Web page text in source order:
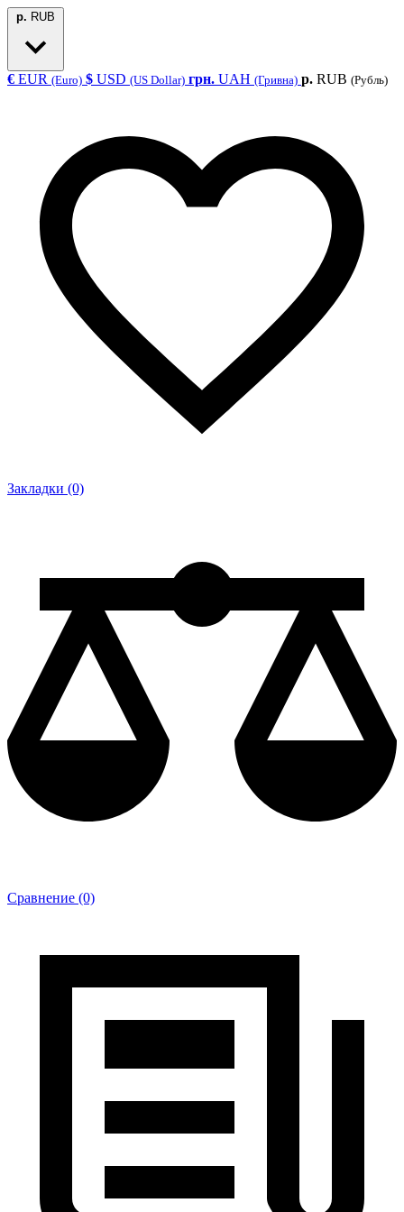
р. RUB
€ EUR (Euro) $ USD (US Dollar) грн. UAH (Гривна) р. RUB (Рубль)
Закладки (0)
Сравнение (0)